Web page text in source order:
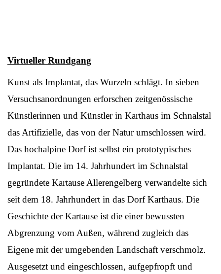
Virtueller Rundgang
Kunst als Implantat, das Wurzeln schlägt. In sieben
Versuchsanordnungen erforschen zeitgenössische
Künstlerinnen und Künstler in Karthaus im Schnalstal
das Artifizielle, das von der Natur umschlossen wird.
Das hochalpine Dorf ist selbst ein prototypisches
Implantat. Die im 14. Jahrhundert im Schnalstal
gegründete Kartause Allerengelberg verwandelte sich
seit dem 18. Jahrhundert in das Dorf Karthaus. Die
Geschichte der Kartause ist die einer bewussten
Abgrenzung vom Außen, während zugleich das
Eigene mit der umgebenden Landschaft verschmolz.
Ausgesetzt und eingeschlossen, aufgepfropft und